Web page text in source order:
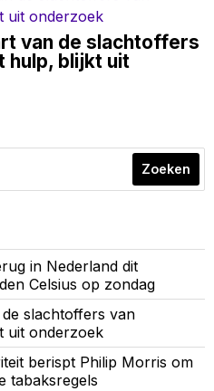
van de slachtoffers
hulp, blijkt uit
Zoeken
in Nederland dit
Celsius op zondag
slachtoffers van
uit onderzoek
berispt Philip Morris om
tabaksregels